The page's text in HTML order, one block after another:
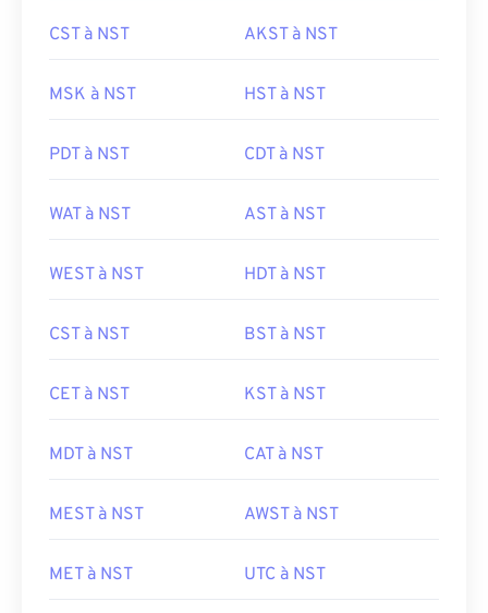
CST à NST AKST à NST
MSK à NST HST à NST
PDT à NST CDT à NST
WAT à NST AST à NST
WEST à NST HDT à NST
CST à NST BST à NST
CET à NST KST à NST
MDT à NST CAT à NST
MEST à NST AWST à NST
MET à NST UTC à NST